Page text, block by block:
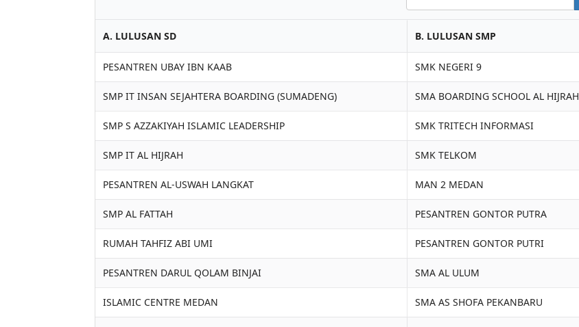
A. LULUSAN SD B. LULUSAN SMP
PESANTREN UBAY IBN KAAB SMK NEGERI 9
SMP IT INSAN SEJAHTERA BOARDING (SUMADENG) SMA BOARDING SCHOOL AL HIJRAH
SMP S AZZAKIYAH ISLAMIC LEADERSHIP SMK TRITECH INFORMASI
SMP IT AL HIJRAH SMK TELKOM
PESANTREN AL-USWAH LANGKAT MAN 2 MEDAN
SMP AL FATTAH PESANTREN GONTOR PUTRA
RUMAH TAHFIZ ABI UMI PESANTREN GONTOR PUTRI
PESANTREN DARUL QOLAM BINJAI SMA AL ULUM
ISLAMIC CENTRE MEDAN SMA AS SHOFA PEKANBARU